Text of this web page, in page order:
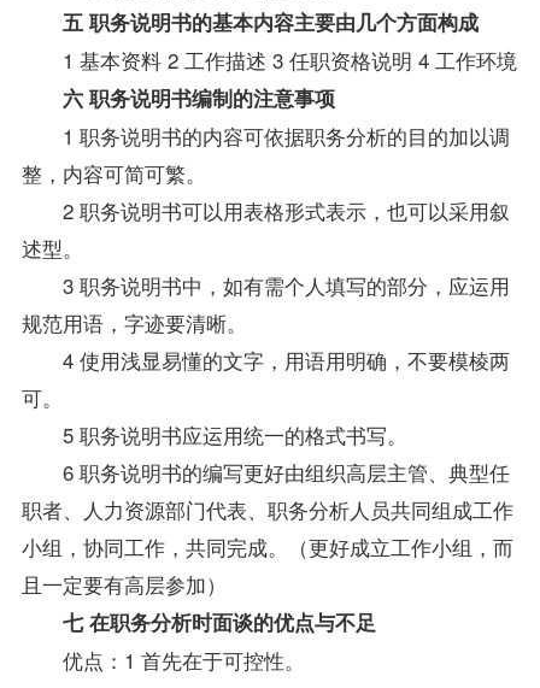
五 职务说明书的基本内容主要由几个方面构成
1 基本资料2 工作描述 3 任职资格说明 4 工作环境
六 职务说明书编制的注意事项
1 职务说明书的内容可依据职务分析的目的加以调
整，内容可简可繁。
2 职务说明书可以用表格形式表示，也可以采用叙
述型。
3 职务说明书中，如有需个人填写的部分，应运用
规范用语，字迹要清晰。
4 使用浅显易懂的文字，用语用明确，不要模棱两
可。
5 职务说明书应运用统一的格式书写。
6 职务说明书的编写更好由组织高层主管、典型任
职者、人力资源部门代表、职务分析人员共同组成工作
小组，协同工作，共同完成。（更好成立工作小组，而
且一定要有高层参加）
七 在职务分析时面谈的优点与不足
优点：1 首先在于可控性。